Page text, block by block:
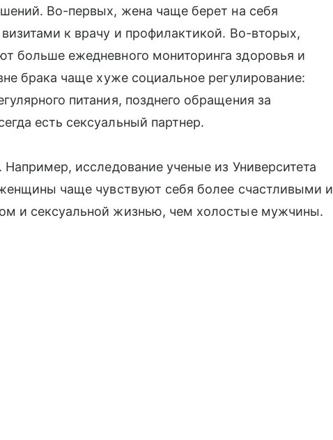
Во-первых, жена чаще берет на себя
к врачу и профилактикой. Во-вторых,
больше ежедневного мониторинга здоровья и
брака чаще хуже социальное регулирование:
питания, позднего обращения за
есть сексуальный партнер.
исследование ученые из Университета
чаще чувствуют себя более счастливыми и
и сексуальной жизнью, чем холостые мужчины.